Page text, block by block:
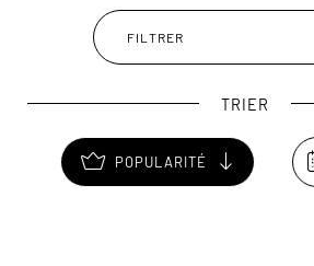
FILTRER
TRIER
POPULARITÉ